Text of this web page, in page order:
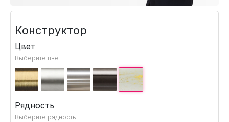
Конструктор
Цвет
Выберите цвет
Рядность
Выберите рядность